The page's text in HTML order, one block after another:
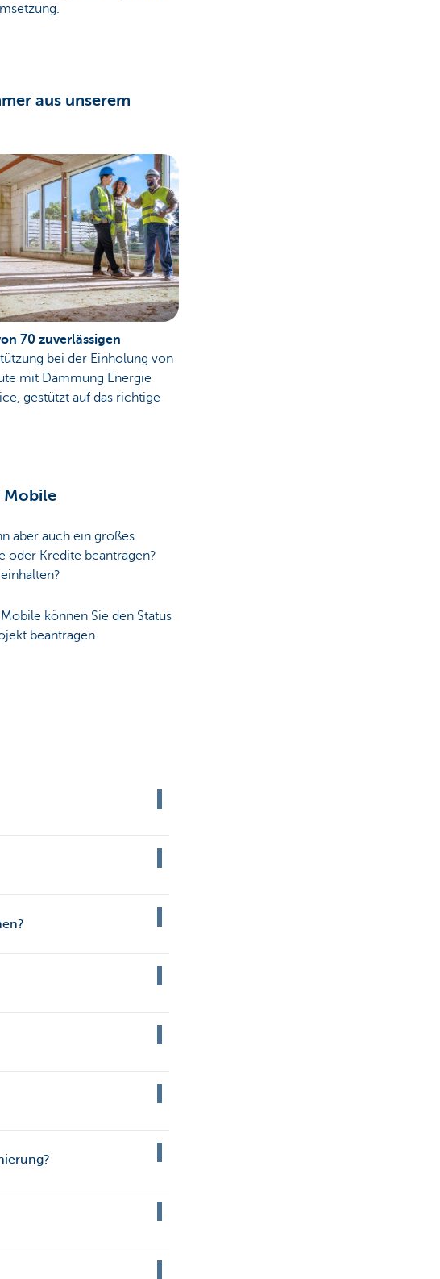
aus unserem
70 zuverlässigen
bei der Einholung von
mit Dämmung Energie
gestützt auf das richtige
Mobile
aber auch ein großes
oder Kredite beantragen?
können Sie den Status
beantragen.